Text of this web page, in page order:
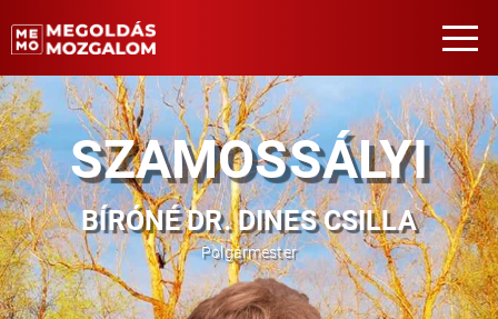
SZAMOSSÁLYI
BÍRÓNÉ DR. DINES CSILLA
Polgármester